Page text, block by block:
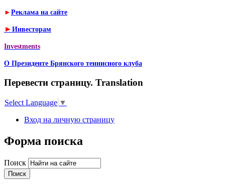
► Реклама на сайте
► Инвесторам
Investments
О Президенте Брянского теннисного клуба
Перевести страницу. Translation
Select Language ▼
Вход на личную страницу
Форма поиска
Поиск